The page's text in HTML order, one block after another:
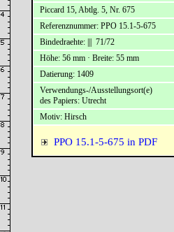
PPO 15.1-5-675 in PDF
Piccard 15, Abtlg. 5, Nr. 675
Referenznummer: PPO 15.1-5-675
Bindedraehte: ||| 71/72
Höhe: 56 mm · Breite: 55 mm
Datierung: 1409
Verwendungs-/Ausstellungsort(e)
des Papiers: Utrecht
Motiv: Hirsch